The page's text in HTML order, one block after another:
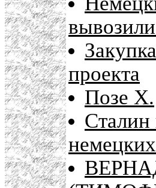
проекта
Позе Х.
Сталин